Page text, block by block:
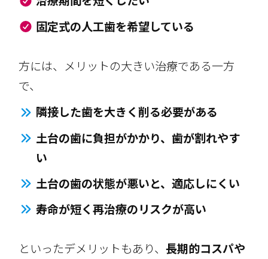
固定式の人工歯を希望している
方には、メリットの大きい治療である一方
で、
隣接した歯を大きく削る必要がある
土台の歯に負担がかかり、歯が割れやす
い
土台の歯の状態が悪いと、適応しにくい
寿命が短く再治療のリスクが高い
といったデメリットもあり、長期的コスパや